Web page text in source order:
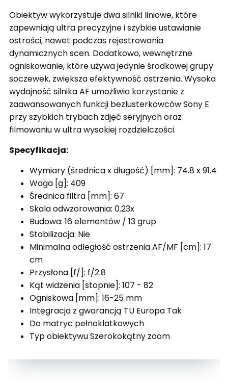
Obiektyw wykorzystuje dwa silniki liniowe, które
zapewniają ultra precyzyjne i szybkie ustawianie
ostrości, nawet podczas rejestrowania
dynamicznych scen. Dodatkowo, wewnętrzne
ogniskowanie, które używa jedynie środkowej grupy
soczewek, zwiększa efektywność ostrzenia. Wysoka
wydajność silnika AF umożliwia korzystanie z
zaawansowanych funkcji bezlusterkowców Sony E
przy szybkich trybach zdjęć seryjnych oraz
filmowaniu w ultra wysokiej rozdzielczości.
Specyfikacja:
Wymiary (średnica x długość) [mm]: 74.8 x 91.4
Waga [g]: 409
Średnica filtra [mm]: 67
Skala odwzorowania: 0.23x
Budowa: 16 elementów / 13 grup
Stabilizacja: Nie
Minimalna odległość ostrzenia AF/MF [cm]: 17
cm
Przysłona [f/]: f/2.8
Kąt widzenia [stopnie]: 107 - 82
Ogniskowa [mm]: 16-25 mm
Integracja z gwarancją TU Europa Tak
Do matryc pełnoklatkowych
Typ obiektywu Szerokokątny zoom